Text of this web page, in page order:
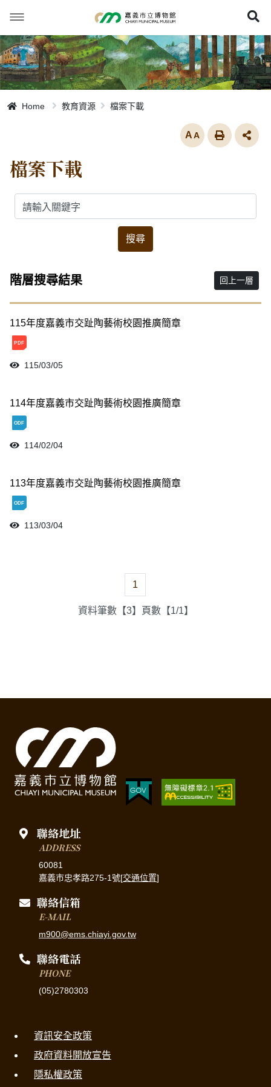
要
內
容
Home 教育資源 檔案下載
放大
檔案下載
階層搜尋結果
115年度嘉義市交趾陶藝術校園推廣簡章
115/03/05
114年度嘉義市交趾陶藝術校園推廣簡章
114/02/04
113年度嘉義市交趾陶藝術校園推廣簡章
113/03/04
1
資料筆數【3】頁數【1/1】
聯絡地址
ADDRESS
60081
嘉義市忠孝路275-1號[交通位置]
聯絡信箱
E-MAIL
m900@ems.chiayi.gov.tw
聯絡電話
PHONE
(05)2780303
資訊安全政策
政府資料開放宣告
隱私權政策